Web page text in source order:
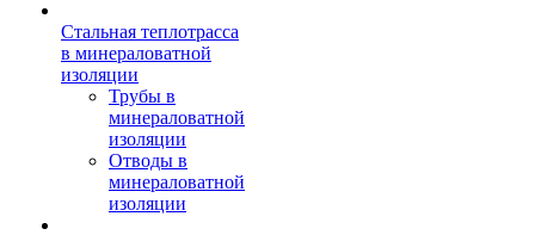
Стальная теплотрасса
в минераловатной
изоляции
Трубы в
минераловатной
изоляции
Отводы в
минераловатной
изоляции